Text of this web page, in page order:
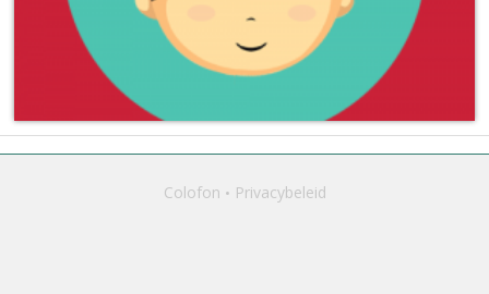
Colofon Privacybeleid